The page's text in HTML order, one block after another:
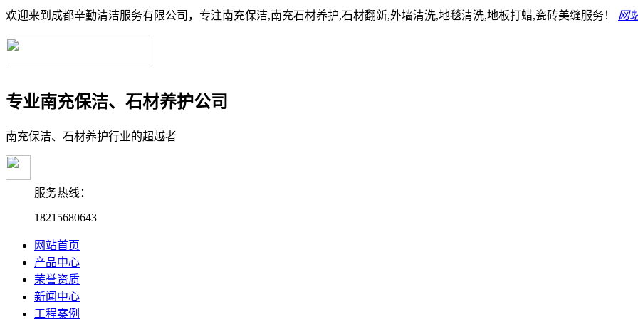
欢迎来到成都辛勤清洁服务有限公司，专注南充保洁,南充石材养护,石材翻新,外墙清洗,地毯清洗,地板打蜡,瓷砖美缝服务！ 网
专业南充保洁、石材养护公司
南充保洁、石材养护行业的超越者
服务热线：
18215680643
网站首页
产品中心
荣誉资质
新闻中心
工程案例